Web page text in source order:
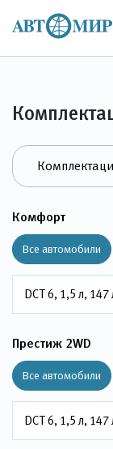
Комфорт
Все автомобили
DCT 6, 1,5 л, 147
Престиж 2WD
Все автомобили
DCT 6, 1,5 л, 147